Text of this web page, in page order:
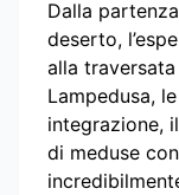
Dalla
deserto,
alla
Lampedusa,
integrazione,
di meduse